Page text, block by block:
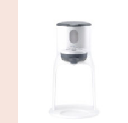
CHOIX DES